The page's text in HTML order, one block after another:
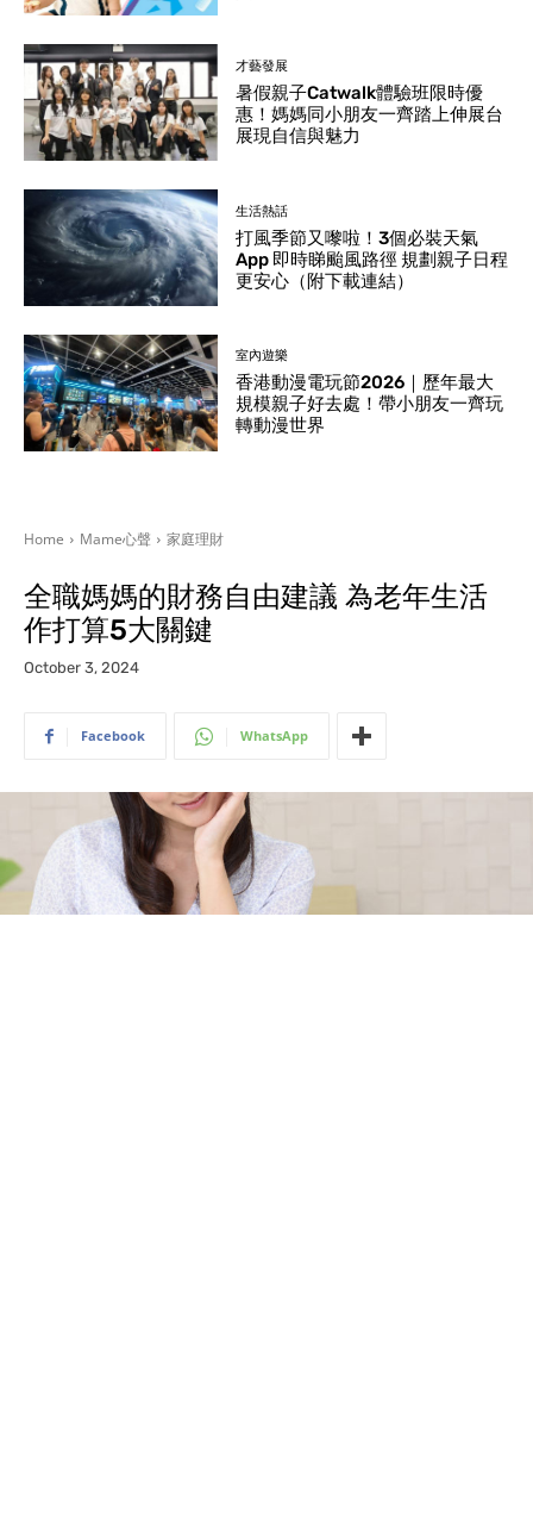
才藝發展
暑假親子Catwalk體驗班限時優
惠！媽媽同小朋友一齊踏上伸展台
展現自信與魅力
生活熱話
打風季節又嚟啦！3個必裝天氣
App 即時睇颱風路徑 規劃親子日程
更安心（附下載連結）
室內遊樂
香港動漫電玩節2026｜歷年最大
規模親子好去處！帶小朋友一齊玩
轉動漫世界